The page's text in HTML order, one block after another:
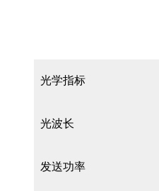
光学指标
光波长
发送功率